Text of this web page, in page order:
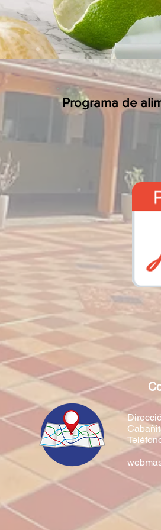
Programa de